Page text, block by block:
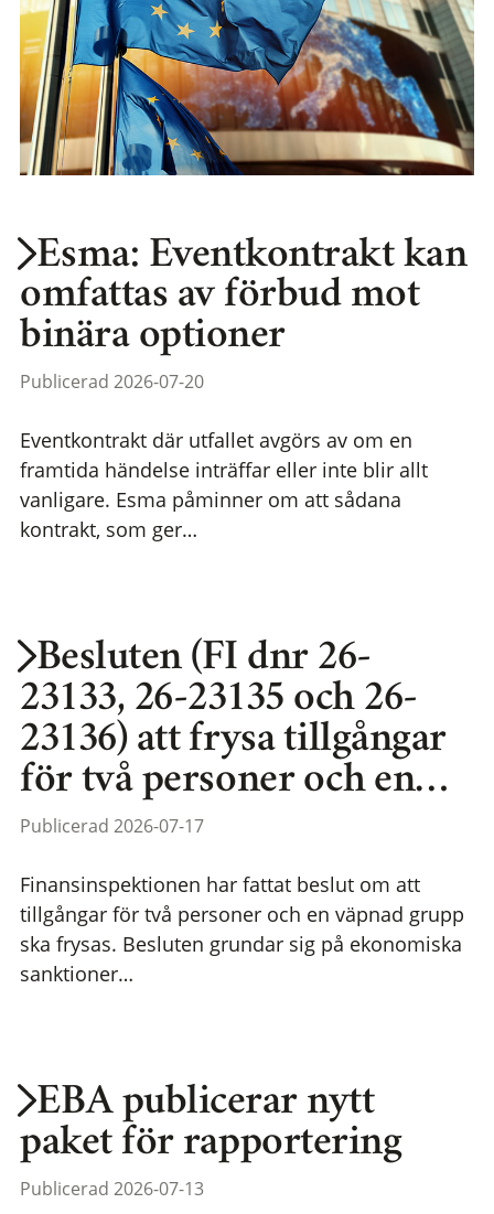
Esma: Eventkontrakt kan
omfattas av förbud mot
binära optioner
Publicerad 2026-07-20
Eventkontrakt där utfallet avgörs av om en
framtida händelse inträffar eller inte blir allt
vanligare. Esma påminner om att sådana
kontrakt, som ger…
Besluten (FI dnr 26-
23133, 26-23135 och 26-
23136) att frysa tillgångar
för två personer och en…
Publicerad 2026-07-17
Finansinspektionen har fattat beslut om att
tillgångar för två personer och en väpnad grupp
ska frysas. Besluten grundar sig på ekonomiska
sanktioner…
EBA publicerar nytt
paket för rapportering
Publicerad 2026-07-13